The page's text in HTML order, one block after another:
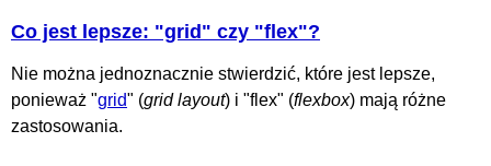
Co jest lepsze: "grid" czy "flex"?
Nie można jednoznacznie stwierdzić, które jest lepsze,
ponieważ "grid" (grid layout) i "flex" (flexbox) mają różne
zastosowania.